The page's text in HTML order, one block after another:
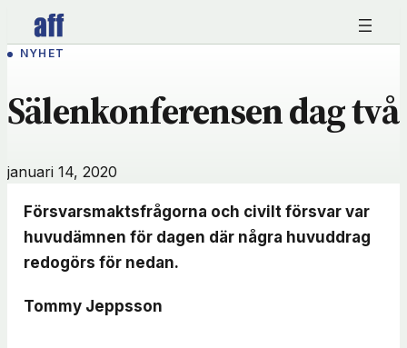
Hoppa
till
innehåll
NYHET
Sälenkonferensen dag två
januari 14, 2020
Försvarsmaktsfrågorna och civilt försvar var
huvudämnen för dagen där några huvuddrag
redogörs för nedan.
Tommy Jeppsson